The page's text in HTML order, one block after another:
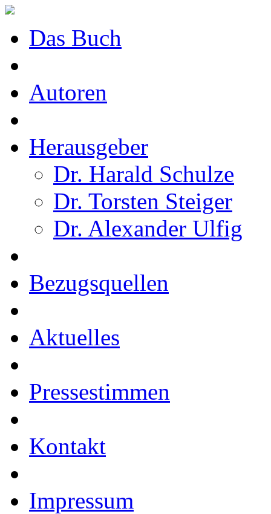
Das Buch
Autoren
Herausgeber
Dr. Harald Schulze
Dr. Torsten Steiger
Dr. Alexander Ulfig
Bezugsquellen
Aktuelles
Pressestimmen
Kontakt
Impressum